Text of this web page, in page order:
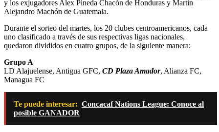
y los exjugadores Alex Pineda Chacón de Honduras y Martín
Alejandro Machón de Guatemala.
Durante el sorteo del martes, los 20 clubes centroamericanos, cada
uno clasificado a través de sus respectivas ligas nacionales,
quedaron divididos en cuatro grupos, de la siguiente manera:
Grupo A
LD Alajuelense, Antigua GFC, CD Plaza Amador, Alianza FC,
Managua FC
Te puede interesar: Concacaf Nations League: Conoce al
posible GANADOR